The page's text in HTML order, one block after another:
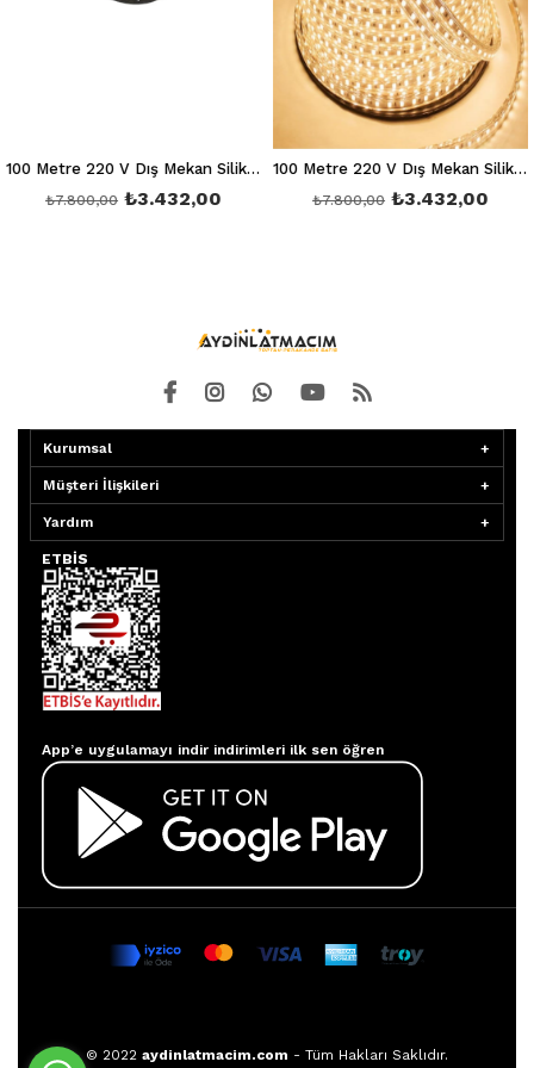
100 Metre 220 V Dış Mekan Silikonlu Mavi Hortum Led Ct 4551
₺3.432,00
₺7.800,00
100 Metre 220 V Dış Mekan Silikonlu Günışığı Hortum Led Ct 4553
₺3.432,00
₺7.800,00
Kurumsal
Müşteri İlişkileri
Yardım
ETBİS
App’e uygulamayı indir indirimleri ilk sen öğren
© 2022 aydinlatmacim.com - Tüm Hakları Saklıdır.